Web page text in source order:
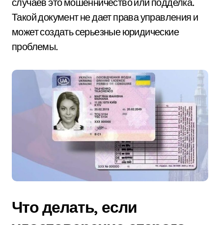
Такой документ не дает права управления и
может создать серьезные юридические
проблемы.
Что делать, если